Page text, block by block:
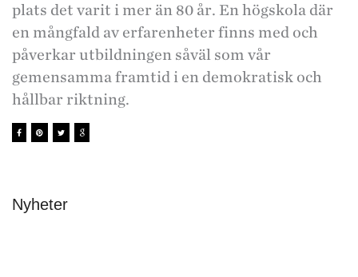
plats det varit i mer än 80 år. En högskola där
en mångfald av erfarenheter finns med och
påverkar utbildningen såväl som vår
gemensamma framtid i en demokratisk och
hållbar riktning.
Nyheter